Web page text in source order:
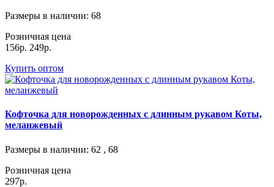
Размеры в наличии: 68
Розничная цена
156р. 249р.
Купить оптом
Кофточка для новорожденных с длинным рукавом Коты,
меланжевый
Размеры в наличии: 62 , 68
Розничная цена
297р.